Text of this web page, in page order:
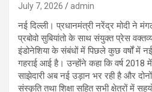
July 7, 2026 admin
नई दिल्ली। प्रधानमंत्री नरेंद्र मोदी ने
प्रबोवो सुबियांतो के साथ संयुक्त प्रेस
इंडोनेशिया के संबंधों में पिछले कुछ वर्षों में
गहराई आई है। उन्होंने कहा कि वर्ष 2018
साझेदारी अब नई उड़ान भर रही है और दोनों
संस्कृति तथा शिक्षा सहित सभी क्षेत्रों में